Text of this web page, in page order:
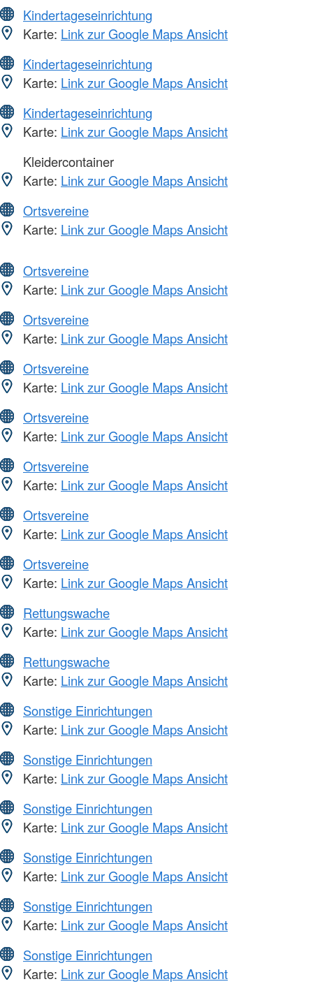
Kindertageseinrichtung
Karte: Link zur Google Maps Ansicht
Kindertageseinrichtung
Karte: Link zur Google Maps Ansicht
Kindertageseinrichtung
Karte: Link zur Google Maps Ansicht
Kleidercontainer
Karte: Link zur Google Maps Ansicht
Ortsvereine
Karte: Link zur Google Maps Ansicht
Ortsvereine
Karte: Link zur Google Maps Ansicht
Ortsvereine
Karte: Link zur Google Maps Ansicht
Ortsvereine
Karte: Link zur Google Maps Ansicht
Ortsvereine
Karte: Link zur Google Maps Ansicht
Ortsvereine
Karte: Link zur Google Maps Ansicht
Ortsvereine
Karte: Link zur Google Maps Ansicht
Ortsvereine
Karte: Link zur Google Maps Ansicht
Rettungswache
Karte: Link zur Google Maps Ansicht
Rettungswache
Karte: Link zur Google Maps Ansicht
Sonstige Einrichtungen
Karte: Link zur Google Maps Ansicht
Sonstige Einrichtungen
Karte: Link zur Google Maps Ansicht
Sonstige Einrichtungen
Karte: Link zur Google Maps Ansicht
Sonstige Einrichtungen
Karte: Link zur Google Maps Ansicht
Sonstige Einrichtungen
Karte: Link zur Google Maps Ansicht
Sonstige Einrichtungen
Karte: Link zur Google Maps Ansicht